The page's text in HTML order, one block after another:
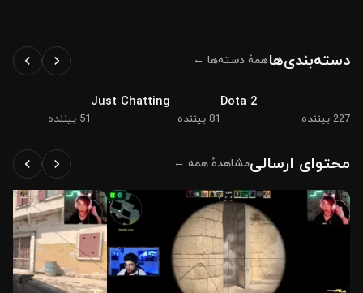
دسته‌بندی‌هاهمهٔ دسته‌ها ←
Dota 2
227 بیننده
Just Chatting
81 بیننده 51 بیننده
محتوای ارسالیمشاهدهٔ همه ←